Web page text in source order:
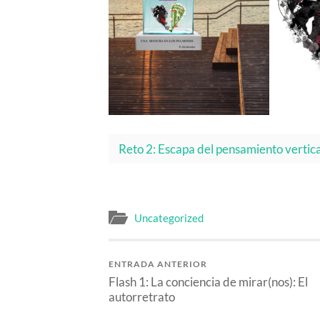
Reto 2: Escapa del pensamiento
Uncategorized
ENTRADA ANTERIOR
Flash 1: La conciencia de mirar(nos): El
autorretrato